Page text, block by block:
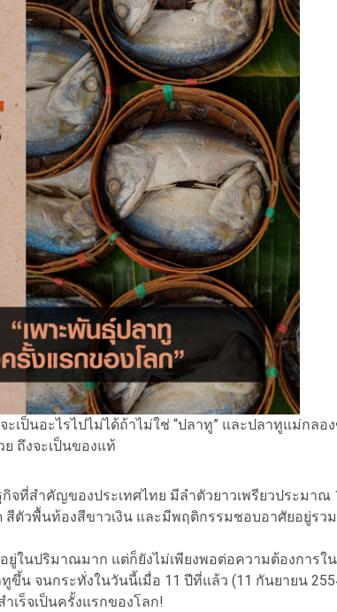
เป็นอะไรไปไม่ได้ถ้าไม่ใช่ “ปลาทู” และปลาทูแม่กลอ
ถึงจะเป็นของแท้
จที่สำคัญของประเทศไทย มีลำตัวยาวเพรียวประมาณ
สีตัวพื้นท้องสีขาวเงิน และมีพฤติกรรมชอบอาศัยอยู่รว
ในปริมาณมาก แต่ก็ยังไม่เพียงพอต่อความต้องการใ
ขึ้น จนกระทั่งในวันนี้เมื่อ 11 ปีที่แล้ว (11 กันยายน
เร็จเป็นครั้งแรกของโลก!